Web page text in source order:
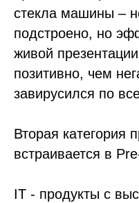
стекла машины –
подстроено, но
живой
позитивно, чем
завирусился по
Вторая категория
встраивается в
IT - продукты с